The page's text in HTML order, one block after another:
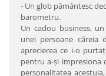
- Un glob pământesc
barometru.
Un cadou business,
unei persoane căreia
aprecierea ce i-o
pentru a-şi impresiona
personalitatea